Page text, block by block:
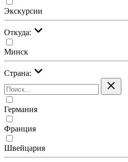
Экскурсии
Откуда:
Минск
Страна:
Германия
Франция
Швейцария